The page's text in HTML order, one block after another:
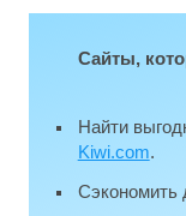
Сайты,
Найти
Kiwi.com.
Сэкономить